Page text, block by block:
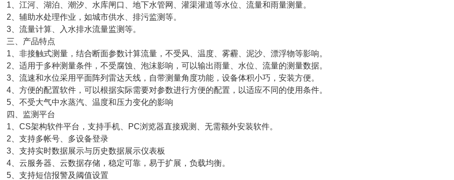
江河、湖泊、潮汐、水库闸口、地下水管网、灌渠灌道等水位、流量和雨量测量。
辅助水处理作业，如城市供水、排污监测等。
流量计算、入水排水流量监测等。
产品特点
非接触式测量，结合断面参数计算流量，不受风、温度、雾霾、泥沙、漂浮物等影响。
适用于多种测量条件，不受腐蚀、泡沫影响，可以输出雨量、水位、流量的测量数据。
流速和水位采用平面阵列雷达天线，自带测量角度功能，设备体积小巧，安装方便。
方便的配置软件，可以根据实际需要对参数进行方便的配置，以适应不同的使用条件。
不受大气中水蒸汽、温度和压力变化的影响
监测平台
CS架构软件平台，支持手机、PC浏览器直接观测、无需额外安装软件。
支持多帐号、多设备登录
支持实时数据展示与历史数据展示仪表板
云服务器、云数据存储，稳定可靠，易于扩展，负载均衡。
支持短信报警及阈值设置